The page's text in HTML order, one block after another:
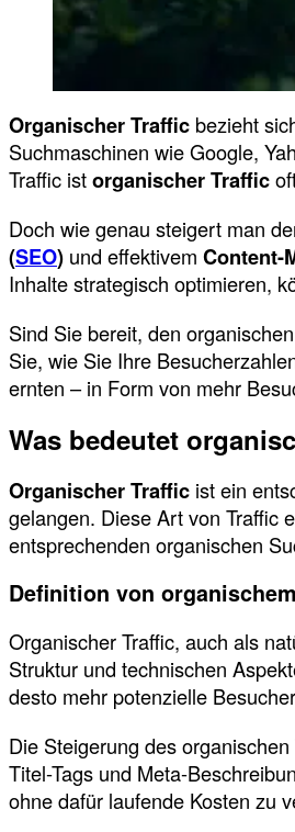
Organischer Traffic bezieht
Suchmaschinen wie Google,
Traffic istorganischer Traffic
Doch wie genau steigert man
(SEO) und effektivem Content-
Inhalte strategisch optimieren,
Sind Sie bereit, den
Sie, wie Sie Ihre
ernten – in Form von mehr
Was bedeutet
Organischer Traffic ist ein
gelangen. Diese Art von Traffic
entsprechenden organischen
Definition von
Organischer Traffic, auch als
Struktur und technischen
desto mehr potenzielle
Die Steigerung des
Titel-Tags und Meta-
ohne dafür laufende Kosten zu